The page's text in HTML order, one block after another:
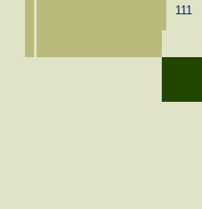
111